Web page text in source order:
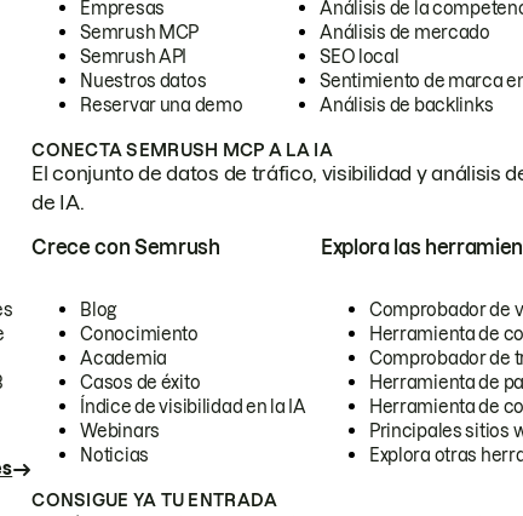
Empresas
Semrush MCP
Semrush API
Nuestros datos
Reservar una demo
Análisis de la
Análisis de mercado
SEO local
Sentimiento de marca
Análisis de backlinks
CONECTA SEMRUSH MCP A LA IA
El conjunto de datos de tráfico, visibilidad y análisis
de IA.
Crece con Semrush
Blog
Conocimiento
Academia
Casos de éxito
Índice de visibilidad en la IA
Webinars
Noticias
Explora las
Comprobador de
Herramienta de
Comprobador de
Herramienta de
Herramienta de
Principales sitios
Explora otras
CONSIGUE YA TU ENTRADA